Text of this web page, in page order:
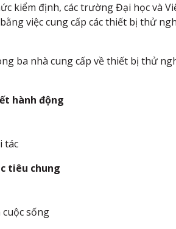
kiểm định, các trường Đại học và
việc cung cấp các thiết bị thử
ba nhà cung cấp về thiết bị thử
hành động
tác
tiêu chung
sống